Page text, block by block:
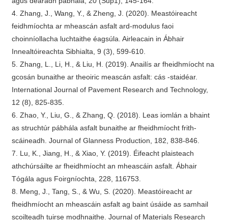
4. Zhang, J., Wang, Y., & Zheng, J. (2020). Meastóireacht
feidhmíochta ar mheascán asfalt ard-modulus faoi
choinníollacha luchtaithe éagsúla. Airleacain in Ábhair
Innealtóireachta Sibhialta, 9 (3), 599-610.
5. Zhang, L., Li, H., & Liu, H. (2019). Anailís ar fheidhmíocht na
gcosán bunaithe ar theoiric meascán asfalt: cás -staidéar.
International Journal of Pavement Research and Technology,
12 (8), 825-835.
6. Zhao, Y., Liu, G., & Zhang, Q. (2018). Leas iomlán a bhaint
as struchtúr pábhála asfalt bunaithe ar fheidhmíocht frith-
scáineadh. Journal of Glanness Production, 182, 838-846.
7. Lu, K., Jiang, H., & Xiao, Y. (2019). Éifeacht plaisteach
athchúrsáilte ar fheidhmíocht an mheascáin asfalt. Ábhair
Tógála agus Foirgníochta, 228, 116753.
8. Meng, J., Tang, S., & Wu, S. (2020). Meastóireacht ar
fheidhmíocht an mheascáin asfalt ag baint úsáide as samhail
scoilteadh tuirse modhnaithe. Journal of Materials Research